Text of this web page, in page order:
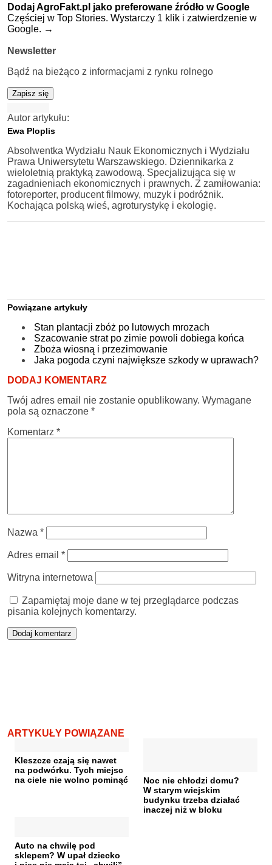
Dodaj AgroFakt.pl jako preferowane źródło w Google
Częściej w Top Stories. Wystarczy 1 klik i zatwierdzenie w
Google. →
Newsletter
Bądź na bieżąco z informacjami z rynku rolnego
Zapisz się
Autor artykułu:
Ewa Ploplis
Absolwentka Wydziału Nauk Ekonomicznych i Wydziału
Prawa Uniwersytetu Warszawskiego. Dziennikarka z
wieloletnią praktyką zawodową. Specjalizująca się w
zagadnieniach ekonomicznych i prawnych. Z zamiłowania:
fotoreporter, producent filmowy, muzyk i podróżnik.
Kochająca polską wieś, agroturystykę i ekologię.
Powiązane artykuły
Stan plantacji zbóż po lutowych mrozach
Szacowanie strat po zimie powoli dobiega końca
Zboża wiosną i przezimowanie
Jaka pogoda czyni największe szkody w uprawach?
DODAJ KOMENTARZ
Twój adres email nie zostanie opublikowany. Wymagane
pola są oznaczone *
Komentarz *
Nazwa *
Adres email *
Witryna internetowa
Zapamiętaj moje dane w tej przeglądarce podczas
pisania kolejnych komentarzy.
ARTYKUŁY POWIĄZANE
Kleszcze czają się nawet
na podwórku. Tych miejsc
na ciele nie wolno pominąć
Noc nie chłodzi domu?
W starym wiejskim
budynku trzeba działać
inaczej niż w bloku
Auto na chwilę pod
sklepem? W upał dziecko